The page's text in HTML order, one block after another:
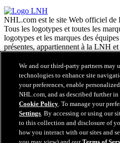
NHL.com est le site Web officiel de
Tous les logotypes et toutes les
logotypes et les marques des
présentes, appartiennent à la LNH
Enterprises, L.P. © LNH 2026. Tous
chandails d'équipe de la LNH
joueurs de la LNH et leurs numéros
de la LNH et de l'AJLNH. Le mot
configuration de la surfaceuse
commerce déposées de Frank J.
Zamboni & Co., Inc. 2026. Tous
déposée ou tout droit d'auteur d'une
leurs auteurs respectifs. Tous droits
We and our third-party partners may
technologies to enhance site
your preferences, enable
NHL.com, and as described further
Cookie Policy. To manage your
Settings. By accessing or using our
to this collection and disclosure of
how you interact with our sites and